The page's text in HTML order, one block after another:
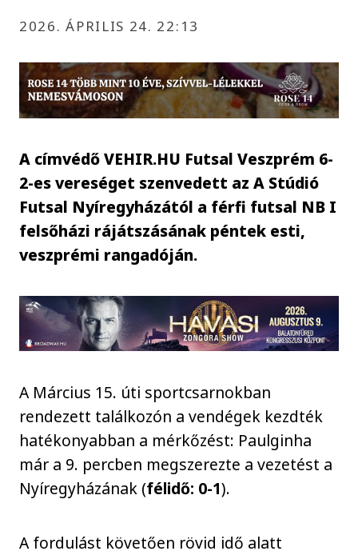
2026. ÁPRILIS 24. 22:13
A címvédő VEHIR.HU Futsal Veszprém 6-
2-es vereséget szenvedett az A Stúdió
Futsal Nyíregyházától a férfi futsal NB I
felsőházi rájátszásának péntek esti,
veszprémi rangadóján.
A Március 15. úti sportcsarnokban
rendezett találkozón a vendégek kezdték
hatékonyabban a mérkőzést: Paulginha
már a 9. percben megszerezte a vezetést a
Nyíregyházának (félidő: 0-1).
A fordulást követően rövid idő alatt